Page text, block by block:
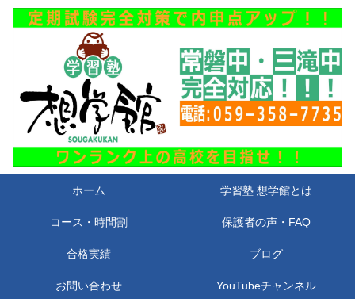
ホーム 学習塾 想学館とは
コース・時間割 保護者の声・FAQ
合格実績 ブログ
お問い合わせ YouTubeチャンネル